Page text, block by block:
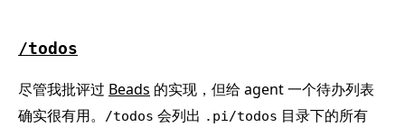
/todos
尽管我批评过 Beads 的实现，但给 agent 一个待办列表
确实很有用。
/todos 会列出 .pi/todos 目录下的所有